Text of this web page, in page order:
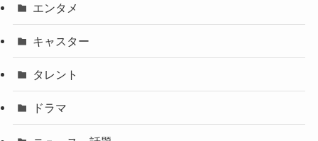
エンタメ
キャスター
タレント
ドラマ